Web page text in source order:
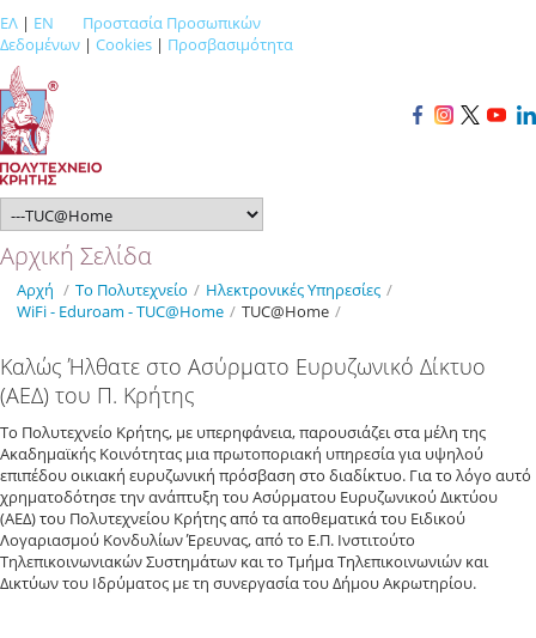
ΕΛ | EN
Προστασία Προσωπικών
Δεδομένων | Cookies | Προσβασιμότητα
Αρχική Σελίδα
Αρχή / Το Πολυτεχνείο / Ηλεκτρονικές Υπηρεσίες /
WiFi - Eduroam - TUC@Home / TUC@Home /
Καλώς Ήλθατε στο Ασύρματο Ευρυζωνικό Δίκτυο
(ΑΕΔ) του Π. Κρήτης
Το Πολυτεχνείο Κρήτης, με υπερηφάνεια, παρουσιάζει στα μέλη της
Ακαδημαϊκής Κοινότητας μια πρωτοποριακή υπηρεσία για υψηλού
επιπέδου οικιακή ευρυζωνική πρόσβαση στο διαδίκτυο. Για το λόγο αυτό
χρηματοδότησε την ανάπτυξη του Ασύρματου Ευρυζωνικού Δικτύου
(ΑΕΔ) του Πολυτεχνείου Κρήτης από τα αποθεματικά του Ειδικού
Λογαριασμού Κονδυλίων Έρευνας, από το Ε.Π. Ινστιτούτο
Τηλεπικοινωνιακών Συστημάτων και το Τμήμα Τηλεπικοινωνιών και
Δικτύων του Ιδρύματος με τη συνεργασία του Δήμου Ακρωτηρίου.